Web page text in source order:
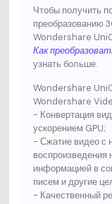
Чтобы получить
преобразованию
Wondershare
Как
узнать больше.
Wondershare
Wondershare
- Конвертация
ускорением GPU;
- Сжатие видео с
воспроизведения
информацией в
писем и другие
- Качественный